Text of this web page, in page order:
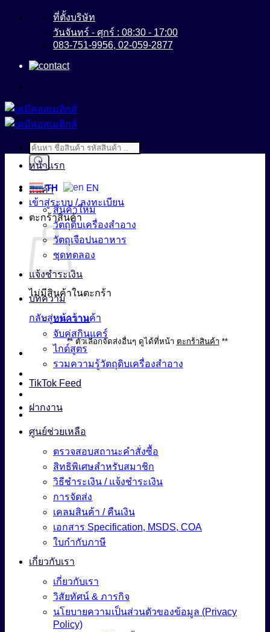
ข้าม
เนื้อหา
ที่ตั้งบริษัท
วันจันทร์ - ศุกร์ : 08:30 - 17:00
083-751-9956, 02-059-2877
Products
search
TH
EN
เข้าสู่ระบบ / ลงทะเบียน
ตะกร้าสินค้า
ไม่มีสินค้าในตะกร้า
กลับสู่หน้าร้านค้า
** ตัวเลือกจัดส่งอื่นๆ ดูได้ที่หน้า ตะกร้าสินค้า**
หน้าแรก
สินค้า
สินค้าใหม่
วัตถุดิบเครื่องสำอาง
วัตถุเจือปนอาหาร
ชุดทดลอง
แจ้งชำระเงิน
บทความ
บทความ
จับคู่สกินแคร์
ไกด์สูตร
รวมความรู้วัตถุดิบเครื่องสำอาง
TikTok Feed
ฝากงาน
ศูนย์ช่วยเหลือ
ตรวจสอบสถานะคำสั่งซื้อ
สิทธิพิเศษสำหรับสมาชิก
วิธีชำระเงิน / แจ้งชำระเงิน
การจัดส่ง
เคลมสินค้า / คืนเงิน
เอกสาร Specification, MSDS, COA
ใบกำกับภาษี
เกี่ยวกับเรา
เกี่ยวกับเรา
วิสัยทัศน์ & ภารกิจ
นโยบายความเป็นส่วนตัวของข้อมูล (Privacy
Policy)